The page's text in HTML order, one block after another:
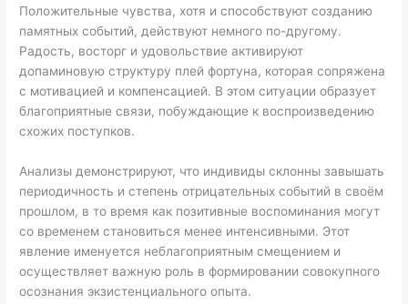
Положительные чувства, хотя и способствуют созданию
памятных событий, действуют немного по-другому.
Радость, восторг и удовольствие активируют
допаминовую структуру плей фортуна, которая сопряжена
с мотивацией и компенсацией. В этом ситуации образует
благоприятные связи, побуждающие к воспроизведению
схожих поступков.
Анализы демонстрируют, что индивиды склонны завышать
периодичность и степень отрицательных событий в своём
прошлом, в то время как позитивные воспоминания могут
со временем становиться менее интенсивными. Этот
явление именуется неблагоприятным смещением и
осуществляет важную роль в формировании совокупного
осознания экзистенциального опыта.